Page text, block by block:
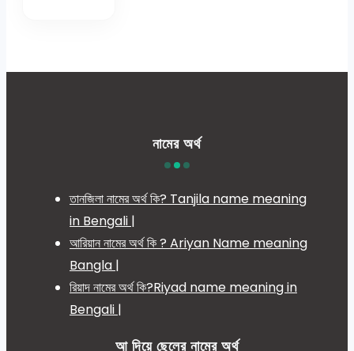
নামের অর্থ
তানজিলা নামের অর্থ কি? Tanjila name meaning
in Bengali |
আরিয়ান নামের অর্থ কি ? Ariyan Name meaning
Bangla |
রিয়াদ নামের অর্থ কি?Riyad name meaning in
Bengali |
আ দিয়ে ছেলের নামের অর্থ